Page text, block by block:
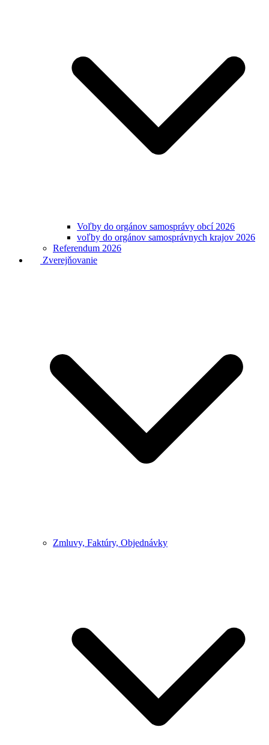
Voľby do orgánov samosprávy obcí 2026
voľby do orgánov samosprávnych krajov 2026
Referendum 2026
Zverejňovanie
Zmluvy, Faktúry, Objednávky